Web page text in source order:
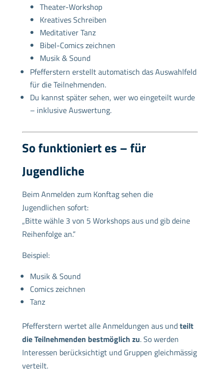
Theater-Workshop
Kreatives Schreiben
Meditativer Tanz
Bibel-Comics zeichnen
Musik & Sound
Pfefferstern erstellt automatisch das Auswahlfeld
für die Teilnehmenden.
Du kannst später sehen, wer wo eingeteilt wurde
– inklusive Auswertung.
So funktioniert es – für
Jugendliche
Beim Anmelden zum Konftag sehen die
Jugendlichen sofort:
„Bitte wähle 3 von 5 Workshops aus und gib deine
Reihenfolge an.“
Beispiel:
Musik & Sound
Comics zeichnen
Tanz
Pfefferstern wertet alle Anmeldungen aus undteilt
die Teilnehmenden bestmöglich zu. So werden
Interessen berücksichtigt und Gruppen gleichmässig
verteilt.